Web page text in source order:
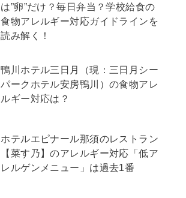
は”卵”だけ？毎日弁当？学校給食の
食物アレルギー対応ガイドラインを
読み解く！
鴨川ホテル三日月（現：三日月シー
パークホテル安房鴨川）の食物アレ
ルギー対応は？
ホテルエピナール那須のレストラン
【菜す乃】のアレルギー対応「低ア
レルゲンメニュー」は過去1番